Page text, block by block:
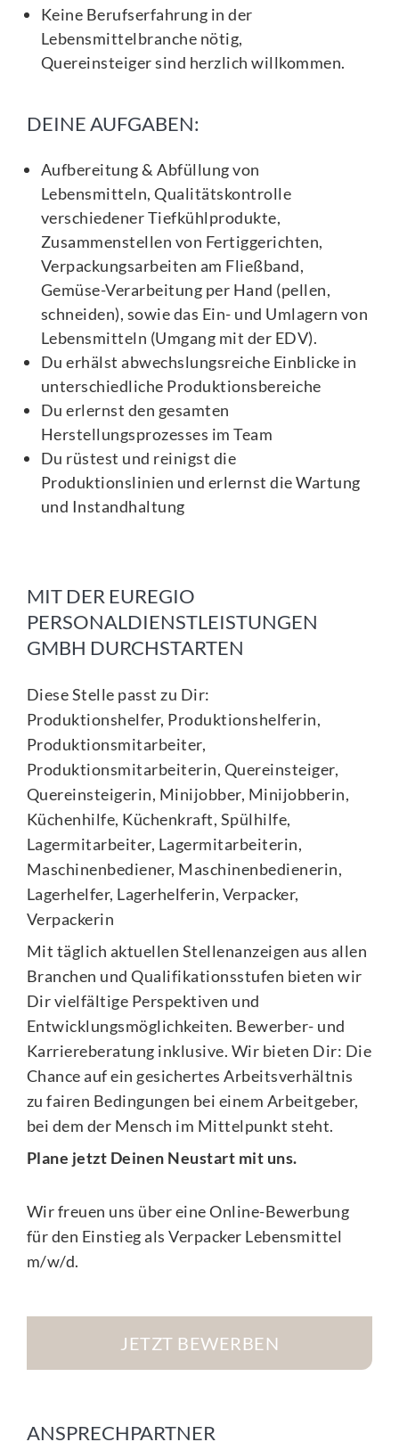
Keine Berufserfahrung in der
Lebensmittelbranche nötig,
Quereinsteiger sind herzlich willkommen.
DEINE AUFGABEN:
Aufbereitung & Abfüllung von
Lebensmitteln, Qualitätskontrolle
verschiedener Tiefkühlprodukte,
Zusammenstellen von Fertiggerichten,
Verpackungsarbeiten am Fließband,
Gemüse-Verarbeitung per Hand (pellen,
schneiden), sowie das Ein- und Umlagern von
Lebensmitteln (Umgang mit der EDV).
Du erhälst abwechslungsreiche Einblicke in
unterschiedliche Produktionsbereiche
Du erlernst den gesamten
Herstellungsprozesses im Team
Du rüstest und reinigst die
Produktionslinien und erlernst die Wartung
und Instandhaltung
MIT DER EUREGIO
PERSONALDIENSTLEISTUNGEN
GMBH DURCHSTARTEN
Diese Stelle passt zu Dir:
Produktionshelfer, Produktionshelferin,
Produktionsmitarbeiter,
Produktionsmitarbeiterin, Quereinsteiger,
Quereinsteigerin, Minijobber, Minijobberin,
Küchenhilfe, Küchenkraft, Spülhilfe,
Lagermitarbeiter, Lagermitarbeiterin,
Maschinenbediener, Maschinenbedienerin,
Lagerhelfer, Lagerhelferin, Verpacker,
Verpackerin
Mit täglich aktuellen Stellenanzeigen aus allen
Branchen und Qualifikationsstufen bieten wir
Dir vielfältige Perspektiven und
Entwicklungsmöglichkeiten. Bewerber- und
Karriereberatung inklusive. Wir bieten Dir: Die
Chance auf ein gesichertes Arbeitsverhältnis
zu fairen Bedingungen bei einem Arbeitgeber,
bei dem der Mensch im Mittelpunkt steht.
Plane jetzt Deinen Neustart mit uns.
Wir freuen uns über eine Online-Bewerbung
für den Einstieg als Verpacker Lebensmittel
m/w/d.
JETZT BEWERBEN
ANSPRECHPARTNER